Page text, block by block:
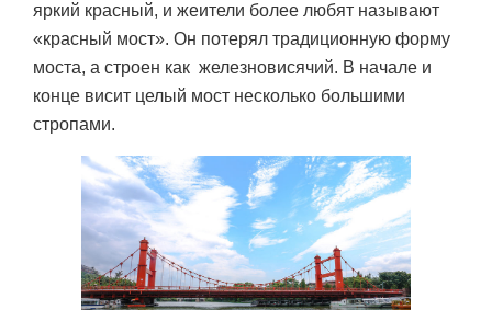
яркий красный, и жеители более любят называют
«красный мост». Он потерял традиционную форму
моста, а строен как железновисячий. В начале и
конце висит целый мост несколько большими
стропами.